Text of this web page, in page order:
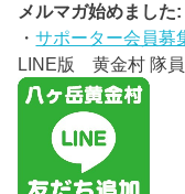
メルマガ始めました:
・サポーター会員募
LINE版 黄金村 隊員